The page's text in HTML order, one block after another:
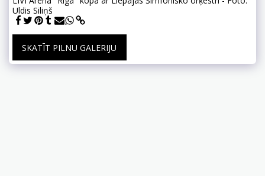
Uldis Siliņš
SKATĪT PILNU GALERIJU